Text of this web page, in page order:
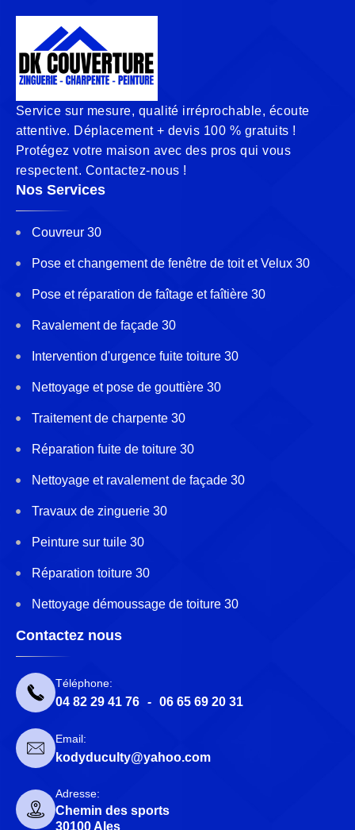
Service sur mesure, qualité irréprochable, écoute
attentive. Déplacement + devis 100 % gratuits !
Protégez votre maison avec des pros qui vous
respectent. Contactez-nous !
Nos Services
Couvreur 30
Pose et changement de fenêtre de toit et Velux 30
Pose et réparation de faîtage et faîtière 30
Ravalement de façade 30
Intervention d'urgence fuite toiture 30
Nettoyage et pose de gouttière 30
Traitement de charpente 30
Réparation fuite de toiture 30
Nettoyage et ravalement de façade 30
Travaux de zinguerie 30
Peinture sur tuile 30
Réparation toiture 30
Nettoyage démoussage de toiture 30
Contactez nous
Téléphone:
04 82 29 41 76 - 06 65 69 20 31
Email:
kodyduculty@yahoo.com
Adresse:
Chemin des sports
30100 Ales